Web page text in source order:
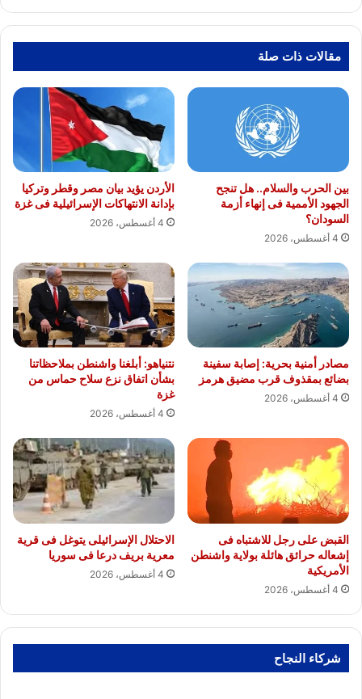
مقالات ذات صلة
بين الحرب والسلام.. هل تنجح
الجهود الأممية فى إنهاء أزمة
السودان؟
4 أغسطس، 2026
الأردن يؤيد بيان مصر وقطر وتركيا
بإدانة الانتهاكات الإسرائيلية فى غزة
4 أغسطس، 2026
مصادر أمنية بحرية: إصابة سفينة
بضائع بمقذوف قرب مضيق هرمز
4 أغسطس، 2026
نتنياهو: أبلغنا واشنطن بملاحظاتنا
بشأن اتفاق نزع سلاح حماس من
غزة
4 أغسطس، 2026
القبض على رجل للاشتباه فى
إشعاله حرائق هائلة بولاية واشنطن
الأمريكية
4 أغسطس، 2026
الاحتلال الإسرائيلى يتوغل فى قرية
معرية بريف درعا فى سوريا
4 أغسطس، 2026
شركاء النجاح